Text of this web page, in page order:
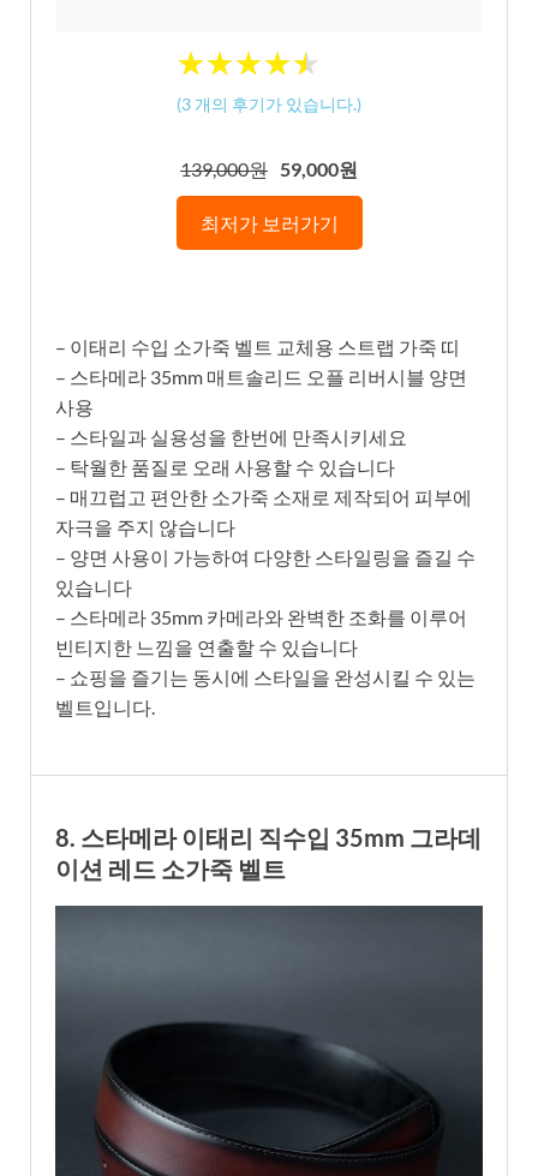
★★★★★
★★★★★
(3 개의 후기가 있습니다.)
139,000원 59,000원
최저가 보러가기
– 이태리 수입 소가죽 벨트 교체용 스트랩 가죽 띠
– 스타메라 35mm 매트솔리드 오플 리버시블 양면
사용
– 스타일과 실용성을 한번에 만족시키세요
– 탁월한 품질로 오래 사용할 수 있습니다
– 매끄럽고 편안한 소가죽 소재로 제작되어 피부에
자극을 주지 않습니다
– 양면 사용이 가능하여 다양한 스타일링을 즐길 수
있습니다
– 스타메라 35mm 카메라와 완벽한 조화를 이루어
빈티지한 느낌을 연출할 수 있습니다
– 쇼핑을 즐기는 동시에 스타일을 완성시킬 수 있는
벨트입니다.
8. 스타메라 이태리 직수입 35mm 그라데
이션 레드 소가죽 벨트